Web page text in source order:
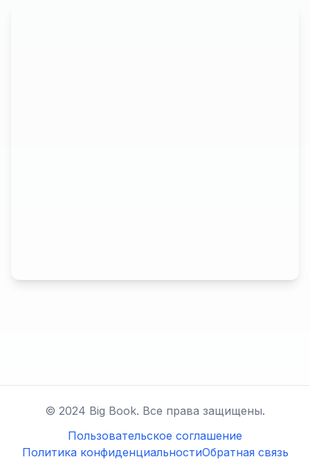
© 2024 Big Book. Все права защищены.
Пользовательское соглашение
Политика конфиденциальностиОбратная связь